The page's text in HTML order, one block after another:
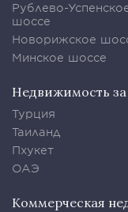
Рублево-
шоссе
Новорижское
Минское шоссе
Недвижимость
Турция
Таиланд
Пхукет
ОАЭ
Коммерческая